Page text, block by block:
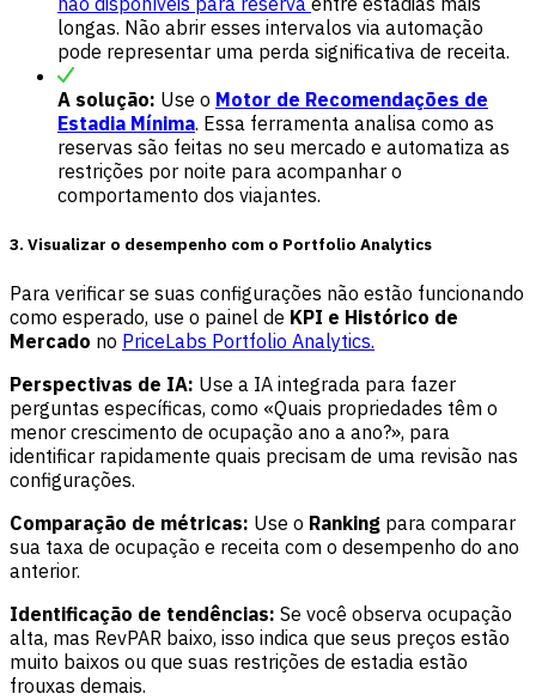
longas. Não abrir esses intervalos via automação
pode representar uma perda significativa de receita.
A solução: Use o Motor de Recomendações de
Estadia Mínima. Essa ferramenta analisa como as
reservas são feitas no seu mercado e automatiza as
restrições por noite para acompanhar o
comportamento dos viajantes.
3. Visualizar o desempenho com o Portfolio Analytics
Para verificar se suas configurações não estão funcionando
como esperado, use o painel de KPI e Histórico de
Mercado no PriceLabs Portfolio Analytics.
Perspectivas de IA: Use a IA integrada para fazer
perguntas específicas, como «Quais propriedades têm o
menor crescimento de ocupação ano a ano?», para
identificar rapidamente quais precisam de uma revisão nas
configurações.
Comparação de métricas: Use o Ranking para comparar
sua taxa de ocupação e receita com o desempenho do ano
anterior.
Identificação de tendências: Se você observa ocupação
alta, mas RevPAR baixo, isso indica que seus preços estão
muito baixos ou que suas restrições de estadia estão
frouxas demais.